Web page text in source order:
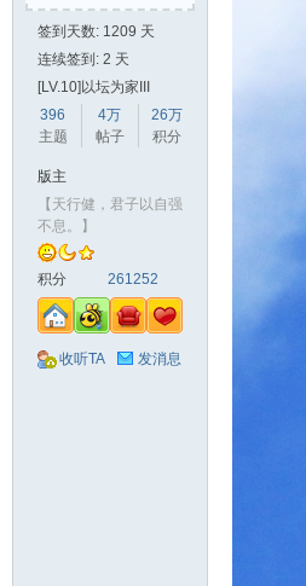
签到天数: 1209 天
连续签到: 2 天
[LV.10]以坛为家III
396
主题
4万
帖子
26万
积分
版主
【天行健，君子以自强
不息。】
积分 261252
收听TA 发消息